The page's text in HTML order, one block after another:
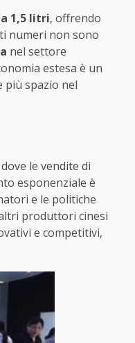
1,5 litri, offrendo
numeri non sono
nel settore
estesa è un
più spazio nel
dove le vendite di
esponenziale è
e le politiche
produttori cinesi
e competitivi,